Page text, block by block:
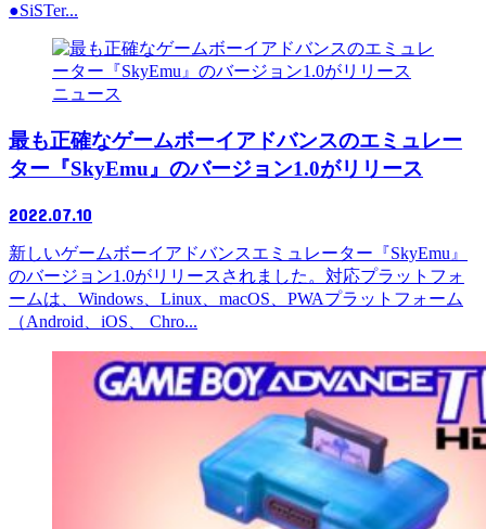
●SiSTer...
ニュース
最も正確なゲームボーイアドバンスのエミュレー
ター『SkyEmu』のバージョン1.0がリリース
2022.07.10
新しいゲームボーイアドバンスエミュレーター『SkyEmu』
のバージョン1.0がリリースされました。対応プラットフォ
ームは、Windows、Linux、macOS、PWAプラットフォーム
（Android、iOS、 Chro...